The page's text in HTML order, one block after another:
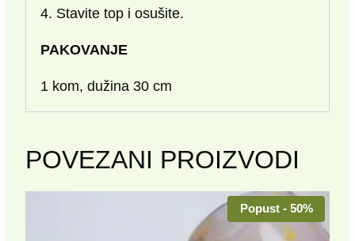
4. Stavite top i osušite.
PAKOVANJE
1 kom, dužina 30 cm
POVEZANI PROIZVODI
Popust - 50%